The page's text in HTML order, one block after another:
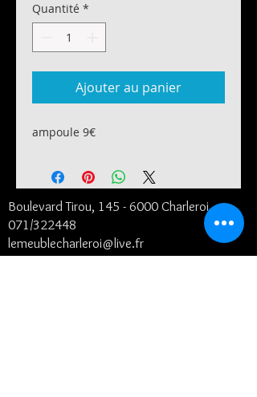
Quantité *
Ajouter au panier
ampoule 9€
Boulevard Tirou, 145 - 6000 Charleroi
071/322448
lemeublecharleroi@live.fr